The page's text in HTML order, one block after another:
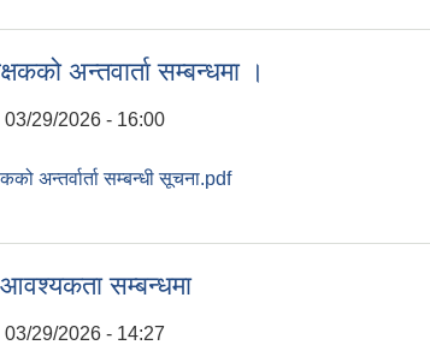
अन्तवार्ता सम्बन्धमा ।
03/29/2026 - 16:00
अन्तर्वार्ता सम्बन्धी सूचना.pdf
आवश्यकता सम्बन्धमा
03/29/2026 - 14:27